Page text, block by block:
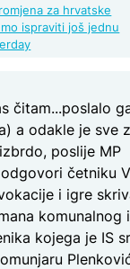
za hrvatske
ispraviti još jednu
čitam...poslalo
a odakle je sve
poslije MP
četniku
i igre
komunalnog i
kojega je IS